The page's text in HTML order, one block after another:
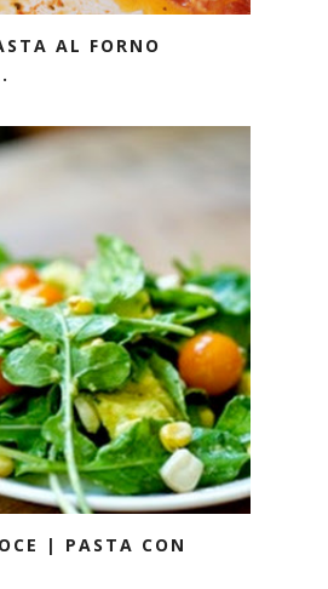
AL FORNO
| PASTA CON